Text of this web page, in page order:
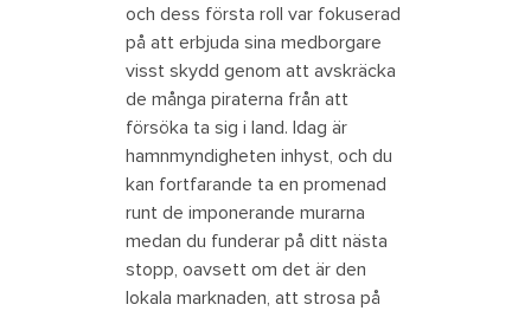
och dess första roll var fokuserad
på att erbjuda sina medborgare
visst skydd genom att avskräcka
de många piraterna från att
försöka ta sig i land. Idag är
hamnmyndigheten inhyst, och du
kan fortfarande ta en promenad
runt de imponerande murarna
medan du funderar på ditt nästa
stopp, oavsett om det är den
lokala marknaden, att strosa på